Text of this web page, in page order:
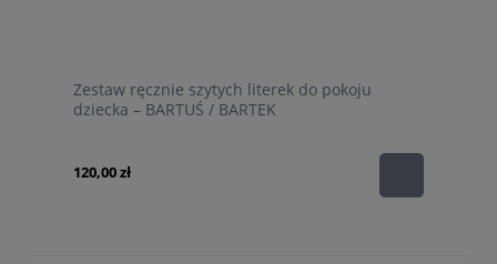
Zestaw ręcznie szytych literek do pokoju
dziecka – BARTUŚ / BARTEK
120,00 zł